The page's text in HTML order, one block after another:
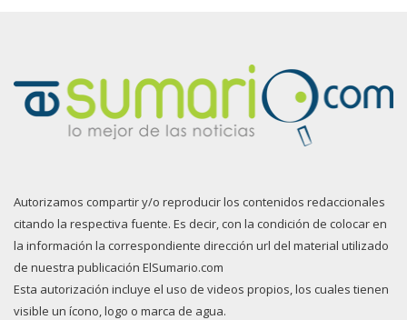
Autorizamos compartir y/o reproducir los contenidos redaccionales
citando la respectiva fuente. Es decir, con la condición de colocar en
la información la correspondiente dirección url del material utilizado
de nuestra publicación ElSumario.com
Esta autorización incluye el uso de videos propios, los cuales tienen
visible un ícono, logo o marca de agua.